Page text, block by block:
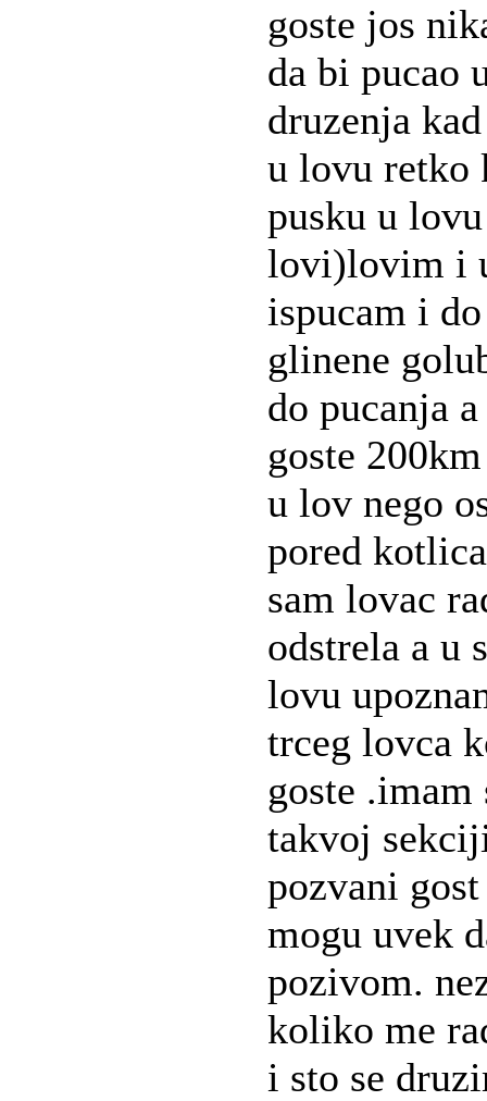
goste jos
da bi pucao
druzenja
u lovu retko
pusku u
lovi)lovim i
ispucam i
glinene
do pucanja
goste
u lov nego
pored
sam lovac
odstrela a u
lovu
trceg lovca
goste .imam
takvoj
pozvani
mogu uvek
pozivom.
koliko me
i sto se